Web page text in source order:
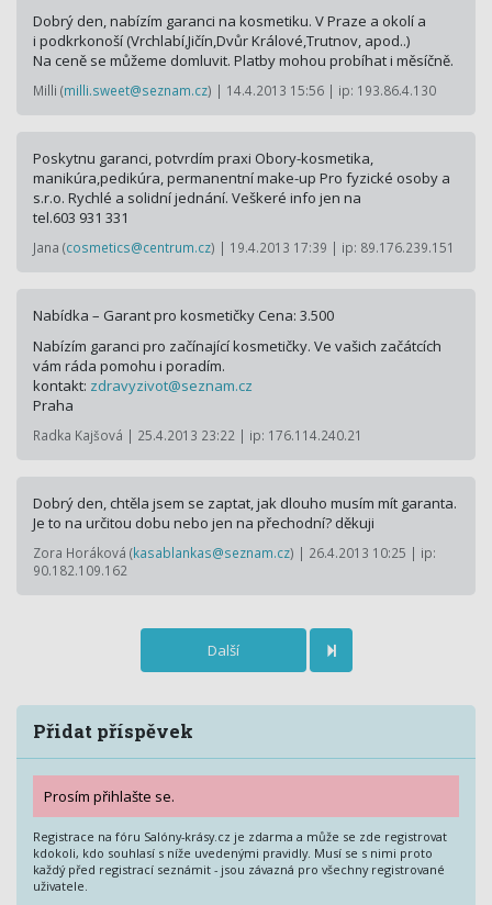
Dobrý den, nabízím garanci na kosmetiku. V Praze a okolí a
i podkrkonoší (Vrchlabí,Jičín,Dvůr Králové,Trutnov, apod..)
Na ceně se můžeme domluvit. Platby mohou probíhat i měsíčně.
Milli (milli.sweet@seznam.cz) | 14.4.2013 15:56 | ip: 193.86.4.130
Poskytnu garanci, potvrdím praxi Obory-kosmetika,
manikúra,pedikúra, permanentní make-up Pro fyzické osoby a
s.r.o. Rychlé a solidní jednání. Veškeré info jen na
tel.603 931 331
Jana (cosmetics@centrum.cz) | 19.4.2013 17:39 | ip: 89.176.239.151
Nabídka – Garant pro kosmetičky Cena: 3.500
Nabízím garanci pro začínající kosmetičky. Ve vašich začátcích
vám ráda pomohu i poradím.
kontakt: zdravyzivot@seznam.cz
Praha
Radka Kajšová | 25.4.2013 23:22 | ip: 176.114.240.21
Dobrý den, chtěla jsem se zaptat, jak dlouho musím mít garanta.
Je to na určitou dobu nebo jen na přechodní? děkuji
Zora Horáková (kasablankas@seznam.cz) | 26.4.2013 10:25 | ip:
90.182.109.162
Další
Přidat příspěvek
Prosím přihlašte se.
Registrace na fóru Salóny-krásy.cz je zdarma a může se zde registrovat
kdokoli, kdo souhlasí s níže uvedenými pravidly. Musí se s nimi proto
každý před registrací seznámit - jsou závazná pro všechny registrované
uživatele.